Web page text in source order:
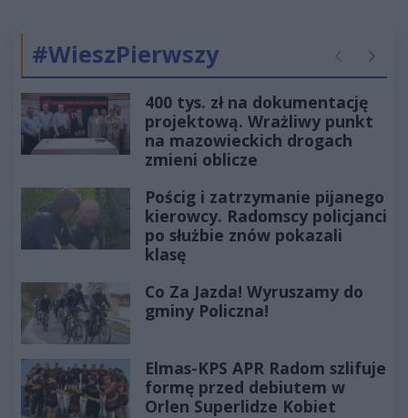
#WieszPierwszy Poprzednie
400 tys. zł na dokumentację
projektową. Wrażliwy punkt
na mazowieckich drogach
zmieni oblicze
Pościg i zatrzymanie pijanego
kierowcy. Radomscy policjanci
po służbie znów pokazali
klasę
Co Za Jazda! Wyruszamy do
gminy Policzna!
Elmas-KPS APR Radom szlifuje
formę przed debiutem w
Orlen Superlidze Kobiet